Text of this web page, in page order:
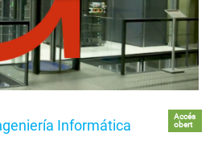
Informática
Accés
obert